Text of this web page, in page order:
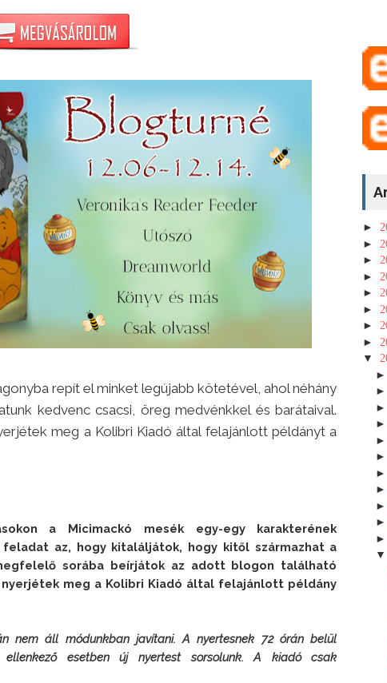
repít el minket legújabb kötetével, ahol néhány
kedvenc csacsi, öreg medvénkkel és barátaival.
meg a Kolibri Kiadó által felajánlott példányt a
a Micimackó mesék egy-egy karakterének
az, hogy kitaláljátok, hogy kitől származhat a
sorába beírjátok az adott blogon található
meg a Kolibri Kiadó által felajánlott példány
nem áll módunkban javítani. A nyertesnek 72 órán belül
esetben új nyertest sorsolunk. A kiadó csak
►
►
►
►
►
►
►
►
▼
▼